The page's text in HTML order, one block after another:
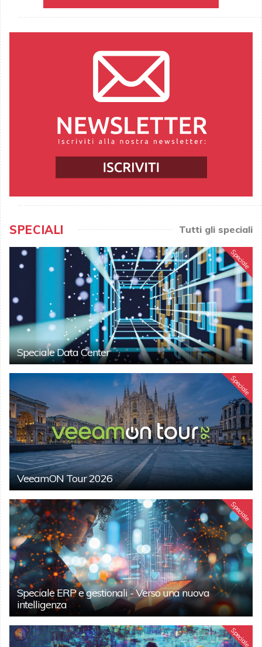
SPECIALI Tutti gli speciali
Speciale
Speciale Data Center
Speciale
VeeamON Tour 2026
Speciale
Speciale ERP e gestionali - Verso una nuova
intelligenza
Speciale